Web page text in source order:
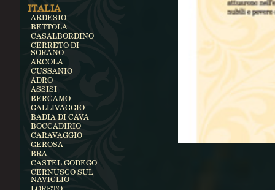
ITALIA
ARDESIO
BETTOLA
CASALBORDINO
CERRETO DI
SORANO
ARCOLA
CUSSANIO
ADRO
ASSISI
BERGAMO
GALLIVAGGIO
BADIA DI CAVA
BOCCADIRIO
CARAVAGGIO
GEROSA
BRA
CASTEL GODEGO
CERNUSCO SUL
NAVIGLIO